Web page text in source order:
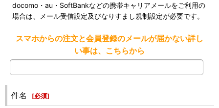
docomo・au・SoftBankなどの携帯キャリアメールをご利用の
場合は、メール受信設定及びなりすまし規制設定が必要です。
スマホからの注文と会員登録のメールが届かない詳し
い事は、こちらから
件名 [必須]